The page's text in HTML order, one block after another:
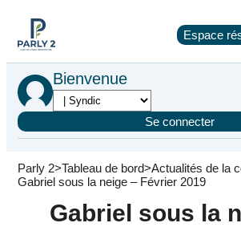
Espace
Bienvenue
Se connecter
Parly 2 Tableau de bord Actualités de la
Gabriel sous la neige – Février 2019
Gabriel sous la